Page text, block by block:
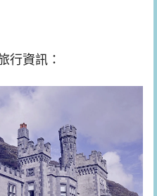
行資訊：